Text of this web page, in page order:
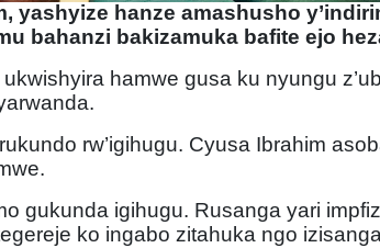
yashyize hanze amashusho
bahanzi bakizamuka bafite ejo
hamwe gusa ku nyungu
rw’igihugu. Cyusa Ibrahim
gukunda igihugu. Rusanga yari
ko ingabo zitahuka ngo